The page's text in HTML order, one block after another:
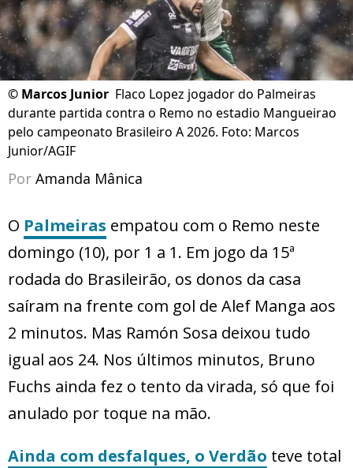
© Marcos Junior Flaco Lopez jogador do Palmeiras
durante partida contra o Remo no estadio Mangueirao
pelo campeonato Brasileiro A 2026. Foto: Marcos
Junior/AGIF
Por Amanda Mânica
O Palmeiras empatou com o Remo neste
domingo (10), por 1 a 1. Em jogo da 15ª
rodada do Brasileirão, os donos da casa
saíram na frente com gol de Alef Manga aos
2 minutos. Mas Ramón Sosa deixou tudo
igual aos 24. Nos últimos minutos, Bruno
Fuchs ainda fez o tento da virada, só que foi
anulado por toque na mão.
Ainda com desfalques, o Verdão teve total